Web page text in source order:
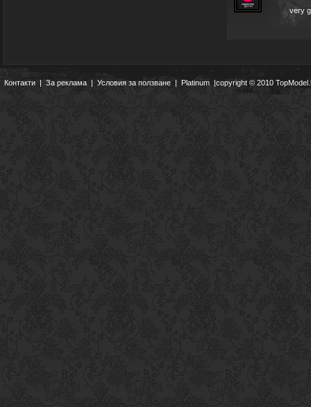
very
Контакти|За реклама | Условия за ползване | Platinum |copyright © 2010